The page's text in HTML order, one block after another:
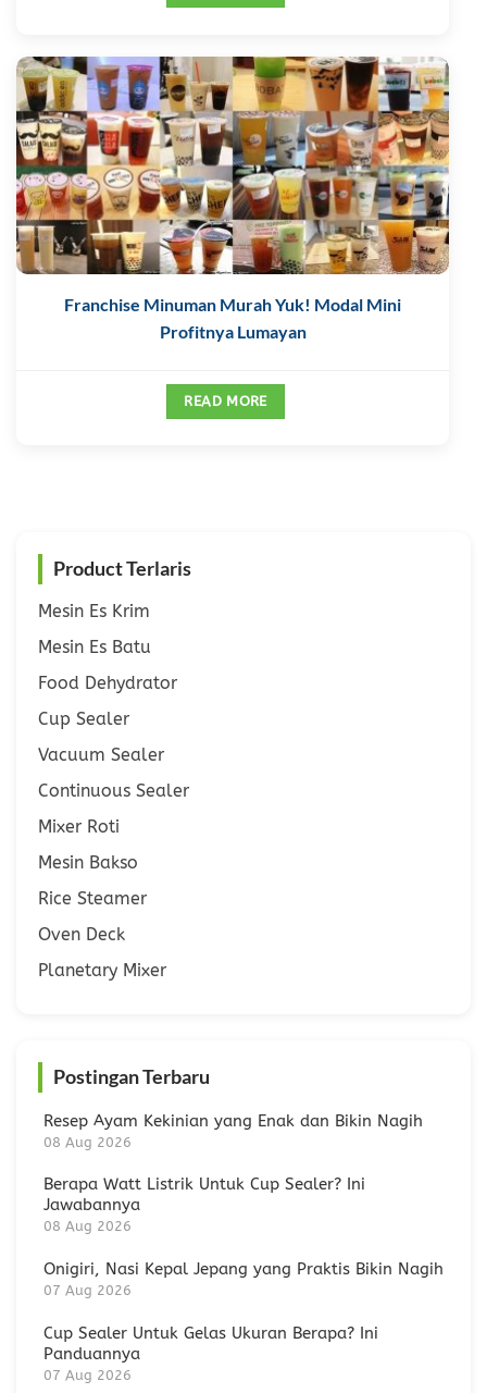
Franchise Minuman Murah Yuk! Modal Mini
Profitnya Lumayan
READ MORE
Product Terlaris
Mesin Es Krim
Mesin Es Batu
Food Dehydrator
Cup Sealer
Vacuum Sealer
Continuous Sealer
Mixer Roti
Mesin Bakso
Rice Steamer
Oven Deck
Planetary Mixer
Postingan Terbaru
Resep Ayam Kekinian yang Enak dan Bikin Nagih
08 Aug 2026
Berapa Watt Listrik Untuk Cup Sealer? Ini
Jawabannya
08 Aug 2026
Onigiri, Nasi Kepal Jepang yang Praktis Bikin Nagih
07 Aug 2026
Cup Sealer Untuk Gelas Ukuran Berapa? Ini
Panduannya
07 Aug 2026